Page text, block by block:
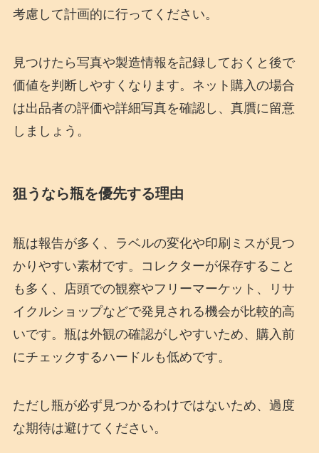
考慮して計画的に行ってください。
見つけたら写真や製造情報を記録しておくと後で
価値を判断しやすくなります。ネット購入の場合
は出品者の評価や詳細写真を確認し、真贋に留意
しましょう。
狙うなら瓶を優先する理由
瓶は報告が多く、ラベルの変化や印刷ミスが見つ
かりやすい素材です。コレクターが保存すること
も多く、店頭での観察やフリーマーケット、リサ
イクルショップなどで発見される機会が比較的高
いです。瓶は外観の確認がしやすいため、購入前
にチェックするハードルも低めです。
ただし瓶が必ず見つかるわけではないため、過度
な期待は避けてください。